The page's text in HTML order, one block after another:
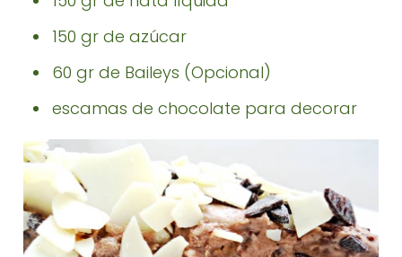
150 gr de azúcar
60 gr de Baileys (Opcional)
escamas de chocolate para decorar